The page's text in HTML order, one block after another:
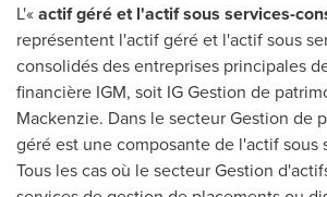
L'«actif géré et l'actif sous services-
représentent l'actif géré et l'actif sous
consolidés des entreprises principales
financière IGM, soit IG Gestion de
Mackenzie. Dans le secteurGestion de
géré est une composante de l'actif sous
Tous les cas où le secteur Gestion